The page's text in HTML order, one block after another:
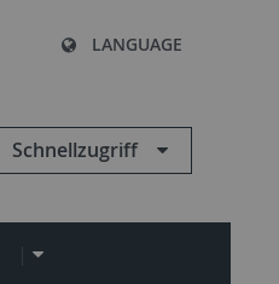
LANGUAGE
Schnellzugriff